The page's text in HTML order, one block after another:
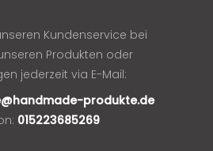
Kundenservice bei
Produkten oder
jederzeit via E-Mail:
produkte.de
015223685269